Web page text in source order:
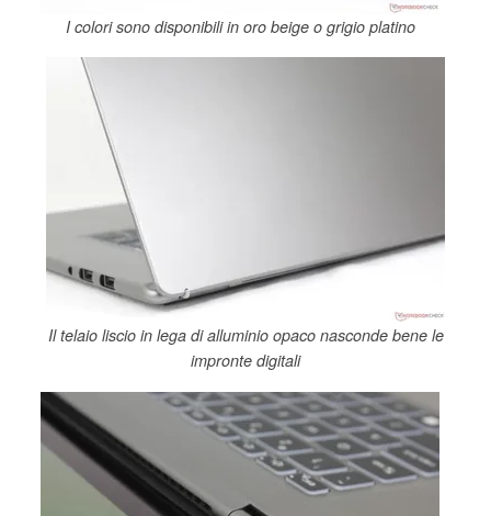
I colori sono disponibili in oro beige o grigio platino
Il telaio liscio in lega di alluminio opaco nasconde bene le
impronte digitali